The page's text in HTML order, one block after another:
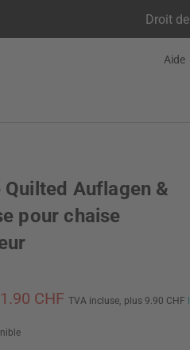
Droit
Aide
Quilted Auflagen &
pour chaise
CHF TVA incluse, plus 9.90 CHF